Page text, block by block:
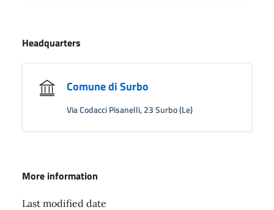
Headquarters
Comune di Surbo
Via Codacci Pisanelli, 23 Surbo (Le)
More information
Last modified date